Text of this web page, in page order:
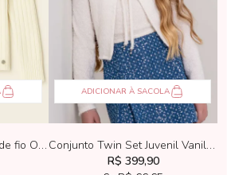
Blusa Infantil Mini Lady de fio Off-White
ADICIONAR À SACOLA
Conjunto Twin Set Juvenil Vanilla Cream Off-White
R$ 399,90